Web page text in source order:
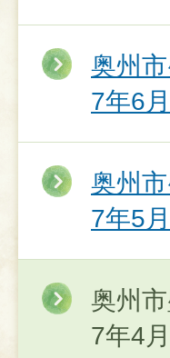
奥州
7年6月
奥州
7年5月
奥州
7年4月